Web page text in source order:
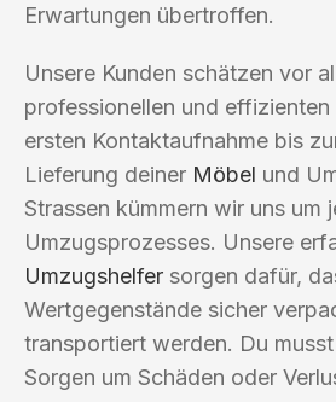
Erwartungen übertroffen.
Unsere Kunden schätzen vor
professionellen und effizienten
ersten Kontaktaufnahme bis
Lieferung deiner Möbel und
Strassen kümmern wir uns um
Umzugsprozesses. Unsere
Umzugshelfer sorgen dafür,
Wertgegenstände sicher
transportiert werden. Du
Sorgen um Schäden oder